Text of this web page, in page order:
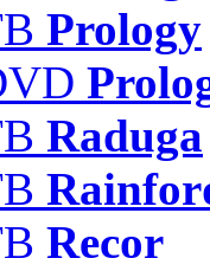
Prology
Raduga
Recor